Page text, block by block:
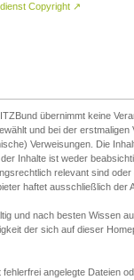
Copyright ↗
übernimmt keine
und bei der erstmaligen
Verweisungen. Die
Inhalte ist weder
relevant sind
haftet ausschließlich der
und nach besten Wissen
der sich auf dieser
angelegte Dateien